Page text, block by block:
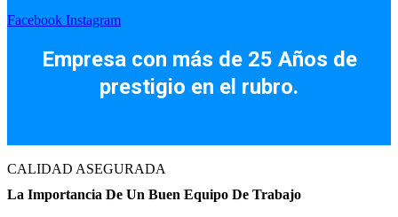
Facebook Instagram
Empresa con más de 25 Años de
prestigio en el rubro.
CALIDAD ASEGURADA
La Importancia De Un Buen Equipo De Trabajo